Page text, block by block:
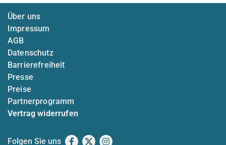
Über uns
Impressum
AGB
Datenschutz
Barrierefreiheit
Presse
Preise
Partnerprogramm
Vertrag widerrufen
Folgen Sie uns Facebook
X Instagram